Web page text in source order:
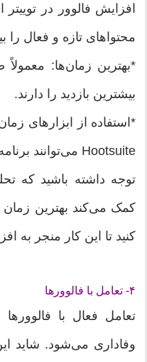
افزایش فالوور در
محتواهای تازه و فعال
*بهترین زمان‌ها:
بیشترین بازدید را دارند.
Hootsuite می‌توانند برنامه‌ریزی توییت‌ها را ساده کنند.
توجه داشته باشید که
کمک می‌کند بهترین زمان
کنید تا این کار منجر به
۴- تعامل با فالوورها
تعامل فعال با
وفاداری می‌شود. شاید